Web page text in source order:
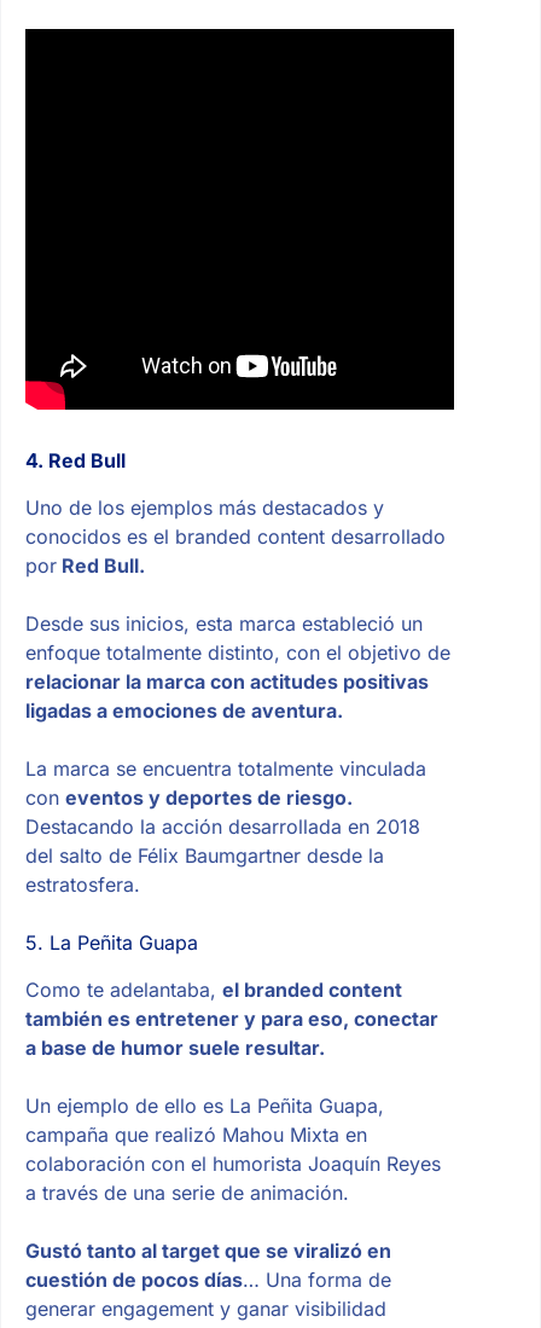
4. Red Bull
Uno de los ejemplos más destacados y
conocidos es el branded content desarrollado
porRed Bull.
Desde sus inicios, esta marca estableció un
enfoque totalmente distinto, con el objetivo de
relacionar la marca con actitudes positivas
ligadas a emociones de aventura.
La marca se encuentra totalmente vinculada
con eventos y deportes de riesgo.
Destacando la acción desarrollada en 2018
del salto de Félix Baumgartner desde la
estratosfera.
5. La Peñita Guapa
Como te adelantaba, el branded content
también es entretener y para eso, conectar
a base de humor suele resultar.
Un ejemplo de ello es La Peñita Guapa,
campaña que realizó Mahou Mixta en
colaboración con el humorista Joaquín Reyes
a través de una serie de animación.
Gustó tanto al target que se viralizó en
cuestión de pocos días… Una forma de
generar engagement y ganar visibilidad